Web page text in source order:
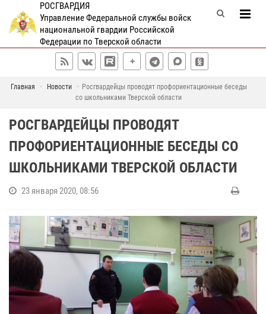
РОСГВАРДИЯ
Управление Федеральной службы войск
национальной гвардии Российской
Федерации по Тверской области
Главная Новости
Росгвардейцы проводят профориентационные беседы
со школьниками Тверской области
РОСГВАРДЕЙЦЫ ПРОВОДЯТ
ПРОФОРИЕНТАЦИОННЫЕ БЕСЕДЫ СО
ШКОЛЬНИКАМИ ТВЕРСКОЙ ОБЛАСТИ
23 января 2020, 08:56